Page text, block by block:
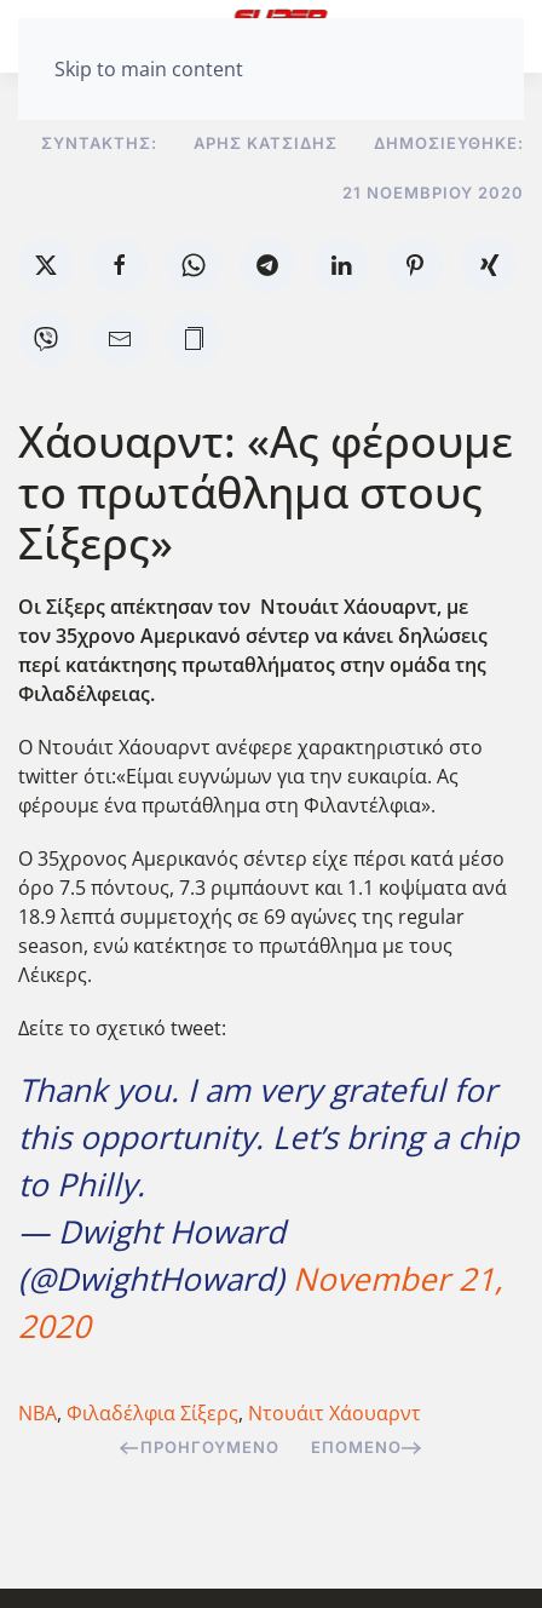
Skip to main content
ΣΥΝΤΆΚΤΗΣ: ΆΡΗΣ ΚΑΤΣΊΔΗΣ ΔΗΜΟΣΙΕΎΘΗΚΕ:
21 ΝΟΕΜΒΡΊΟΥ 2020
Χάουαρντ: «Ας φέρουμε
το πρωτάθλημα στους
Σίξερς»
Οι Σίξερς απέκτησαν τον Ντουάιτ Χάουαρντ, με
τον 35χρονο Αμερικανό σέντερ να κάνει δηλώσεις
περί κατάκτησης πρωταθλήματος στην ομάδα της
Φιλαδέλφειας.
Ο Ντουάιτ Χάουαρντ ανέφερε χαρακτηριστικό στο
twitter ότι:«Είμαι ευγνώμων για την ευκαιρία. Ας
φέρουμε ένα πρωτάθλημα στη Φιλαντέλφια».
Ο 35χρονος Αμερικανός σέντερ είχε πέρσι κατά μέσο
όρο 7.5 πόντους, 7.3 ριμπάουντ και 1.1 κοψίματα ανά
18.9 λεπτά συμμετοχής σε 69 αγώνες της regular
season, ενώ κατέκτησε το πρωτάθλημα με τους
Λέικερς.
Δείτε το σχετικό tweet:
Thank you. I am very grateful for
this opportunity. Let’s bring a chip
to Philly.
— Dwight Howard
(@DwightHoward) November 21,
2020
NBA, Φιλαδέλφια Σίξερς, Ντουάιτ Χάουαρντ
ΠΡΟΗΓΟΎΜΕΝΟ ΕΠΌΜΕΝΟ